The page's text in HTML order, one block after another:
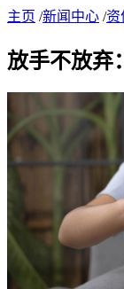
主页 /新闻中心 /资
放手不放弃